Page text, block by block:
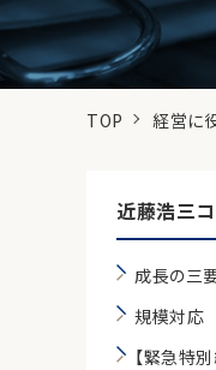
TOP 経営に
近藤浩三
成長の三
規模対応
【緊急特